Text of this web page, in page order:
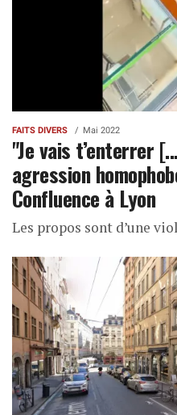
FAITS DIVERS Mai 2022
"Je vais t’enterrer
agression
Confluence à Lyon
Les propos sont d’une